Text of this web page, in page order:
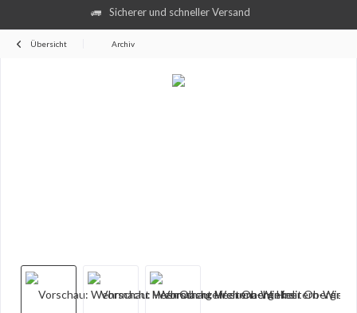
Sicherer und schneller Versand
Übersicht Archiv